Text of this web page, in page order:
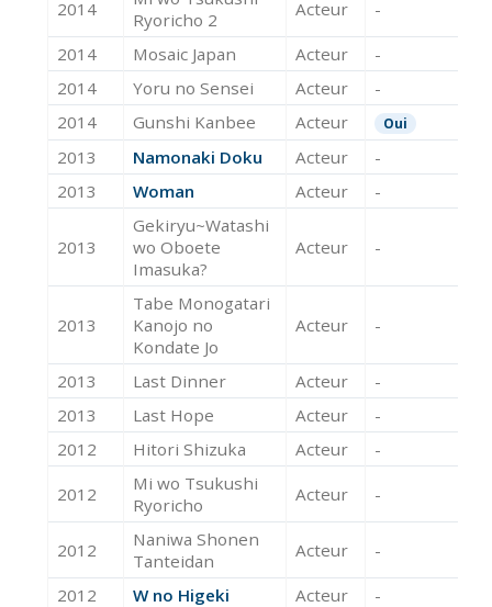
2014
Ryoricho 2
Acteur -
2014 Mosaic Japan Acteur
-
2014
Yoru no Sensei Acteur
-
2014
Gunshi Kanbee Acteur Oui
2013 Namonaki Doku Acteur
-
2013
Woman Acteur -
2013
Gekiryu~Watashi
wo Oboete
Imasuka?
Acteur -
2013
Tabe Monogatari
Kanojo no
Kondate Jo
Acteur -
2013 Last Dinner Acteur
-
2013
Last Hope Acteur
-
2012
Hitori Shizuka Acteur -
2012
Mi wo Tsukushi
Ryoricho
Acteur -
2012
Naniwa Shonen
Tanteidan
Acteur -
2012 W no Higeki Acteur -